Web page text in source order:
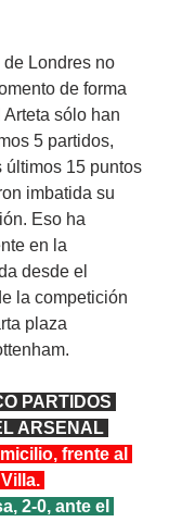
Londres no
de forma
Arteta sólo han
5 partidos,
últimos 15 puntos
imbatida su
Eso ha
en la
desde el
la competición
plaza
ARSENAL